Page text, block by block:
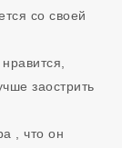
со своей
заострить
, что он